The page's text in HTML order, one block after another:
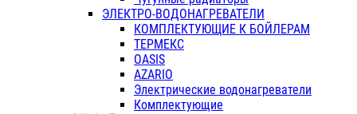
ЭЛЕКТРО-ВОДОНАГРЕВАТЕЛИ
КОМПЛЕКТУЮЩИЕ К БОЙЛЕРАМ
ТЕРМЕКС
OASIS
AZARIO
Электрические водонагреватели
Комплектующие